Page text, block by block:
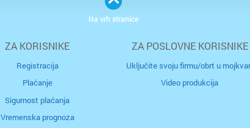
Donja
Drniš
Kastav
ZA KORISNIKE
Registracija
Plaćanje
Sigurnost plaćanja
Vremenska prognoza
ZA POSLOVNE KORISNIKE
Uključite svoju firmu/obrt u
Video produkcija
Na vrh stranice